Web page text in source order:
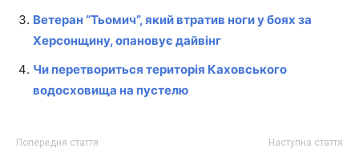
Ветеран “Тьомич”, який втратив ноги у боях за
Херсонщину, опановує дайвінг
Чи перетвориться територія Каховського
водосховища на пустелю
Попередня стаття Наступна стаття